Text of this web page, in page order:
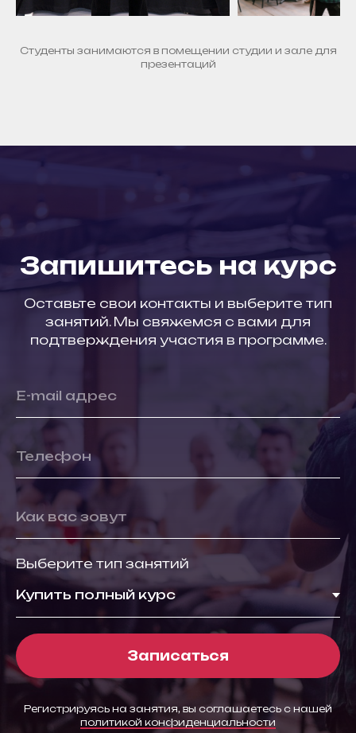
Студенты занимаются в помещении студии и зале для
презентаций
Запишитесь на курс
Оставьте свои контакты и выберите тип
занятий. Мы свяжемся с вами для
подтверждения участия в программе.
E-mail адрес
Телефон
Как вас зовут
Выберите тип занятий
Записаться
Регистрируясь на занятия, вы соглашаетесь с нашей
политикой конфиденциальности